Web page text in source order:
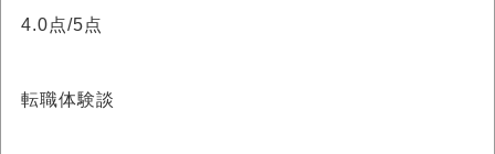
4.0点/5点
転職体験談